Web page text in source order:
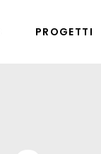
PROGETTI